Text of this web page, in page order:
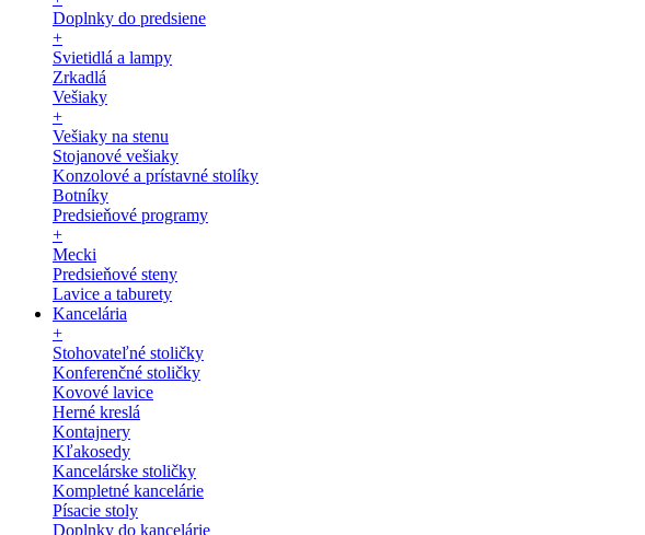
Doplnky do predsiene
+
Svietidlá a lampy
Zrkadlá
Vešiaky
+
Vešiaky na stenu
Stojanové vešiaky
Konzolové a prístavné stolíky
Botníky
Predsieňové programy
+
Mecki
Predsieňové steny
Lavice a taburety
Kancelária
+
Stohovateľné stoličky
Konferenčné stoličky
Kovové lavice
Herné kreslá
Kontajnery
Kľakosedy
Kancelárske stoličky
Kompletné kancelárie
Písacie stoly
Doplnky do kancelárie